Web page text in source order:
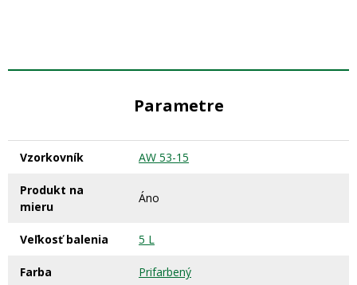
Parametre
Vzorkovník AW 53-15
Produkt na
mieru
Áno
Veľkosť balenia 5 L
Farba Prifarbený